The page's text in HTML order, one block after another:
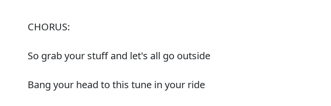
CHORUS:
So grab your stuff and let's all go outside
Bang your head to this tune in your ride